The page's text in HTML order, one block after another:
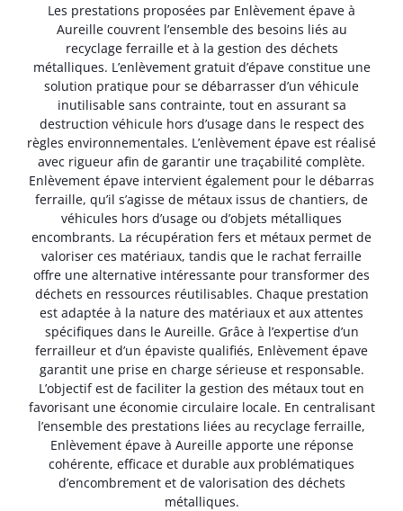
Les prestations proposées par Enlèvement épave à
Aureille couvrent l’ensemble des besoins liés au
recyclage ferraille et à la gestion des déchets
métalliques. L’enlèvement gratuit d’épave constitue une
solution pratique pour se débarrasser d’un véhicule
inutilisable sans contrainte, tout en assurant sa
destruction véhicule hors d’usage dans le respect des
règles environnementales. L’enlèvement épave est réalisé
avec rigueur afin de garantir une traçabilité complète.
Enlèvement épave intervient également pour le débarras
ferraille, qu’il s’agisse de métaux issus de chantiers, de
véhicules hors d’usage ou d’objets métalliques
encombrants. La récupération fers et métaux permet de
valoriser ces matériaux, tandis que le rachat ferraille
offre une alternative intéressante pour transformer des
déchets en ressources réutilisables. Chaque prestation
est adaptée à la nature des matériaux et aux attentes
spécifiques dans le Aureille. Grâce à l’expertise d’un
ferrailleur et d’un épaviste qualifiés, Enlèvement épave
garantit une prise en charge sérieuse et responsable.
L’objectif est de faciliter la gestion des métaux tout en
favorisant une économie circulaire locale. En centralisant
l’ensemble des prestations liées au recyclage ferraille,
Enlèvement épave à Aureille apporte une réponse
cohérente, efficace et durable aux problématiques
d’encombrement et de valorisation des déchets
métalliques.